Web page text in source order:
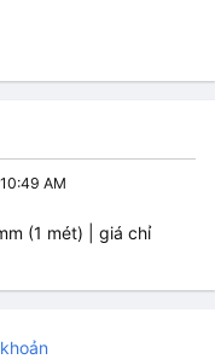
AM
(1 mét) | giá chỉ